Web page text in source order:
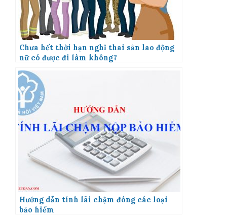
Chưa hết thời hạn nghỉ thai sản lao động
nữ có được đi làm không?
Hướng dẫn tính lãi chậm đóng các loại
bảo hiểm